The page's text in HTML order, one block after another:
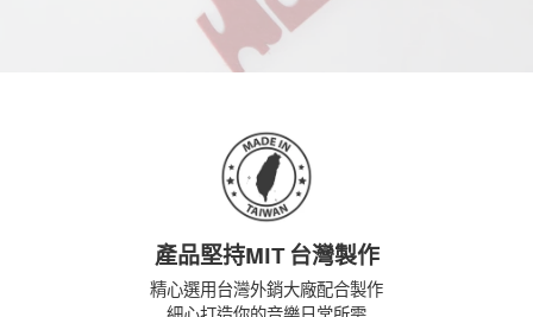
產品堅持MIT 台灣製作
精心選用台灣外銷大廠配合製作